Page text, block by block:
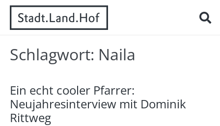
Schlagwort: Naila
Ein echt cooler Pfarrer:
Neujahresinterview mit Dominik
Rittweg